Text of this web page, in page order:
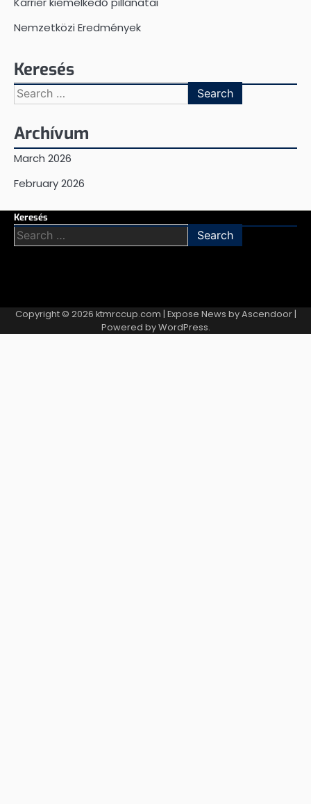
Nemzetközi Eredmények
Keresés
Search
for:
Archívum
March 2026
February 2026
Keresés
Search
for:
Copyright © 2026 ktmrccup.com | Expose News byAscendoor|
Powered byWordPress.